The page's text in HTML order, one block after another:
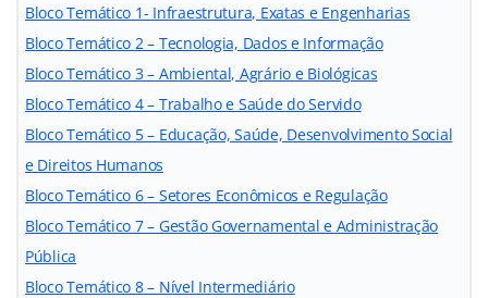
Bloco Temático 1- Infraestrutura, Exatas e Engenharias
Bloco Temático 2 – Tecnologia, Dados e Informação
Bloco Temático 3 – Ambiental, Agrário e Biológicas
Bloco Temático 4 – Trabalho e Saúde do Servido
Bloco Temático 5 – Educação, Saúde, Desenvolvimento Social
e Direitos Humanos
Bloco Temático 6 – Setores Econômicos e Regulação
Bloco Temático 7 – Gestão Governamental e Administração
Pública
Bloco Temático 8 – Nível Intermediário